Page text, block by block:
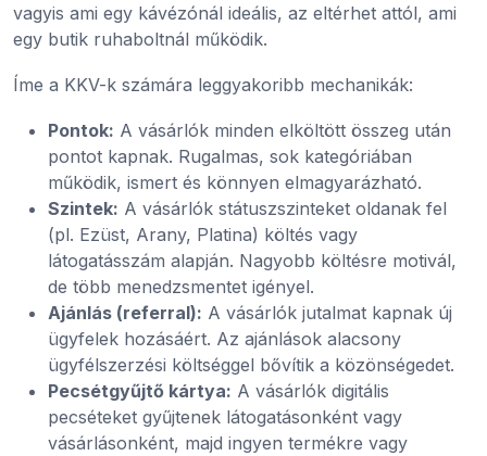
vagyis ami egy kávézónál ideális, az eltérhet attól, ami
egy butik ruhaboltnál működik.
Íme a KKV-k számára leggyakoribb mechanikák:
Pontok: A vásárlók minden elköltött összeg után
pontot kapnak. Rugalmas, sok kategóriában
működik, ismert és könnyen elmagyarázható.
Szintek: A vásárlók státuszszinteket oldanak fel
(pl. Ezüst, Arany, Platina) költés vagy
látogatásszám alapján. Nagyobb költésre motivál,
de több menedzsmentet igényel.
Ajánlás (referral): A vásárlók jutalmat kapnak új
ügyfelek hozásáért. Az ajánlások alacsony
ügyfélszerzési költséggel bővítik a közönségedet.
Pecsétgyűjtő kártya: A vásárlók digitális
pecséteket gyűjtenek látogatásonként vagy
vásárlásonként, majd ingyen termékre vagy